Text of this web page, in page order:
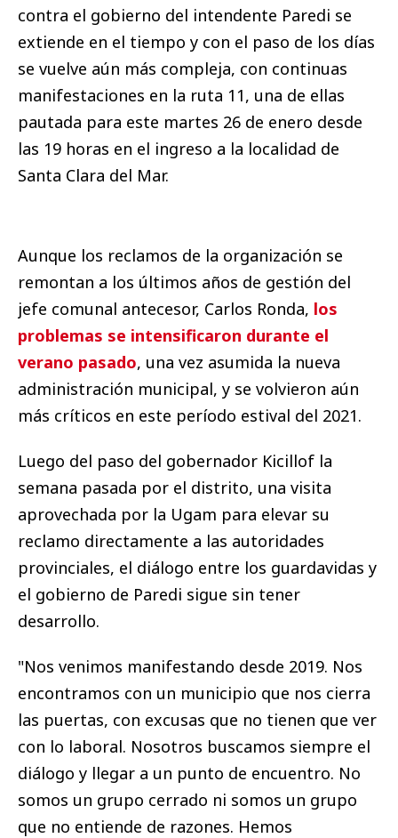
contra el gobierno del intendente Paredi se
extiende en el tiempo y con el paso de los días
se vuelve aún más compleja, con continuas
manifestaciones en la ruta 11, una de ellas
pautada para este martes 26 de enero desde
las 19 horas en el ingreso a la localidad de
Santa Clara del Mar.
Aunque los reclamos de la organización se
remontan a los últimos años de gestión del
jefe comunal antecesor, Carlos Ronda, los
problemas se intensificaron durante el
verano pasado, una vez asumida la nueva
administración municipal, y se volvieron aún
más críticos en este período estival del 2021.
Luego del paso del gobernador Kicillof la
semana pasada por el distrito, una visita
aprovechada por la Ugam para elevar su
reclamo directamente a las autoridades
provinciales, el diálogo entre los guardavidas y
el gobierno de Paredi sigue sin tener
desarrollo.
"Nos venimos manifestando desde 2019. Nos
encontramos con un municipio que nos cierra
las puertas, con excusas que no tienen que ver
con lo laboral. Nosotros buscamos siempre el
diálogo y llegar a un punto de encuentro. No
somos un grupo cerrado ni somos un grupo
que no entiende de razones. Hemos